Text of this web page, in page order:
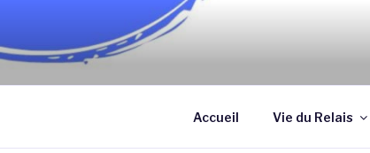
contenu
Association qui a pour
assistantes maternelles
Accueil Vie du Relais